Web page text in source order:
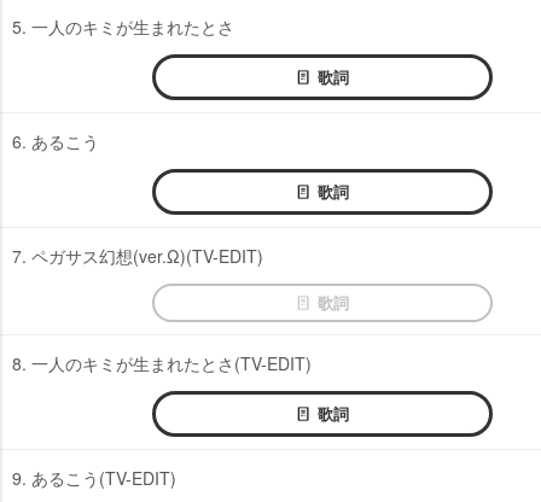
5. 一人のキミが生まれたとさ
歌詞
6. あるこう
歌詞
7. ペガサス幻想(ver.Ω)(TV-EDIT)
歌詞
8. 一人のキミが生まれたとさ(TV-EDIT)
歌詞
9. あるこう(TV-EDIT)